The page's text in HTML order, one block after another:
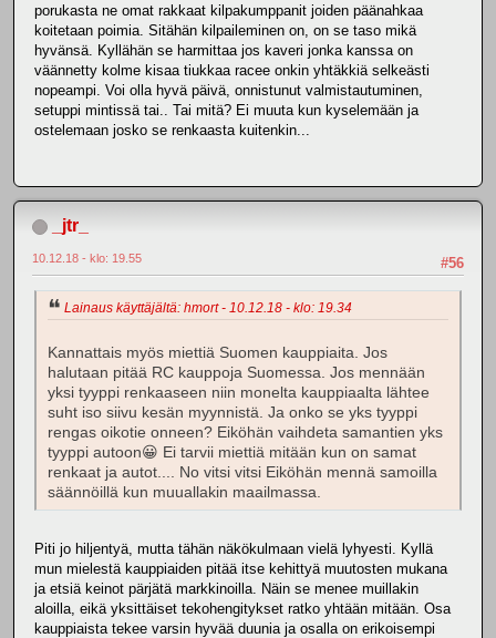
porukasta ne omat rakkaat kilpakumppanit joiden päänahkaa
koitetaan poimia. Sitähän kilpaileminen on, on se taso mikä
hyvänsä. Kyllähän se harmittaa jos kaveri jonka kanssa on
väännetty kolme kisaa tiukkaa racee onkin yhtäkkiä selkeästi
nopeampi. Voi olla hyvä päivä, onnistunut valmistautuminen,
setuppi mintissä tai.. Tai mitä? Ei muuta kun kyselemään ja
ostelemaan josko se renkaasta kuitenkin...
_jtr_
#56
10.12.18 - klo: 19.55
Lainaus käyttäjältä: hmort - 10.12.18 - klo: 19.34
Kannattais myös miettiä Suomen kauppiaita. Jos
halutaan pitää RC kauppoja Suomessa. Jos mennään
yksi tyyppi renkaaseen niin monelta kauppiaalta lähtee
suht iso siivu kesän myynnistä. Ja onko se yks tyyppi
rengas oikotie onneen? Eiköhän vaihdeta samantien yks
tyyppi autoon😀 Ei tarvii miettiä mitään kun on samat
renkaat ja autot.... No vitsi vitsi Eiköhän mennä samoilla
säännöillä kun muuallakin maailmassa.
Piti jo hiljentyä, mutta tähän näkökulmaan vielä lyhyesti. Kyllä
mun mielestä kauppiaiden pitää itse kehittyä muutosten mukana
ja etsiä keinot pärjätä markkinoilla. Näin se menee muillakin
aloilla, eikä yksittäiset tekohengitykset ratko yhtään mitään. Osa
kauppiaista tekee varsin hyvää duunia ja osalla on erikoisempi